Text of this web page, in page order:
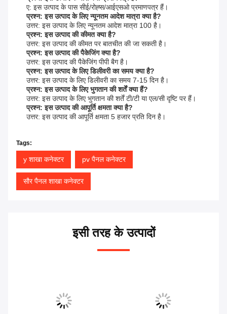
ए: इस उत्पाद के पास सीई/रोह्स/आईएसओ प्रमाणपत्र हैं।
प्रश्न: इस उत्पाद के लिए न्यूनतम आदेश मात्रा क्या है?
उत्तर: इस उत्पाद के लिए न्यूनतम आदेश मात्रा 100 है।
प्रश्न: इस उत्पाद की कीमत क्या है?
उत्तर: इस उत्पाद की कीमत पर बातचीत की जा सकती है।
प्रश्न: इस उत्पाद की पैकेजिंग क्या है?
उत्तर: इस उत्पाद की पैकेजिंग पीपी बैग है।
प्रश्न: इस उत्पाद के लिए डिलीवरी का समय क्या है?
उत्तर: इस उत्पाद के लिए डिलीवरी का समय 7-15 दिन है।
प्रश्न: इस उत्पाद के लिए भुगतान की शर्तें क्या हैं?
उत्तर: इस उत्पाद के लिए भुगतान की शर्तें टी/टी या एल/सी दृष्टि पर हैं।
प्रश्न: इस उत्पाद की आपूर्ति क्षमता क्या है?
उत्तर: इस उत्पाद की आपूर्ति क्षमता 5 हजार प्रति दिन है।
Tags:
y शाखा कनेक्टर pv पैनल कनेक्टर
सौर पैनल शाखा कनेक्टर
इसी तरह के उत्पादों